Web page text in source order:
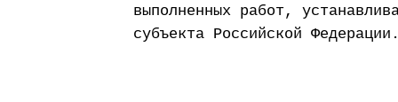
выполненных работ,
субъекта Российской